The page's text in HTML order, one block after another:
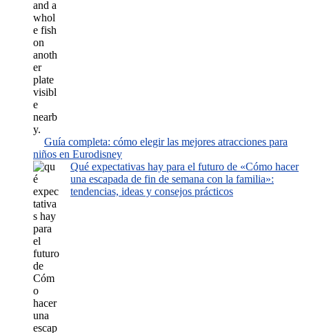
Guía completa: cómo elegir las mejores atracciones para
niños en Eurodisney
Qué expectativas hay para el futuro de «Cómo hacer
una escapada de fin de semana con la familia»:
tendencias, ideas y consejos prácticos